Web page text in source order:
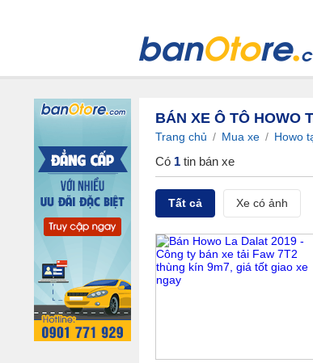
BÁN XE Ô TÔ HOWO
Trang chủ / Mua xe / Howo
Có 1 tin bán xe
Tất cả Xe có ảnh